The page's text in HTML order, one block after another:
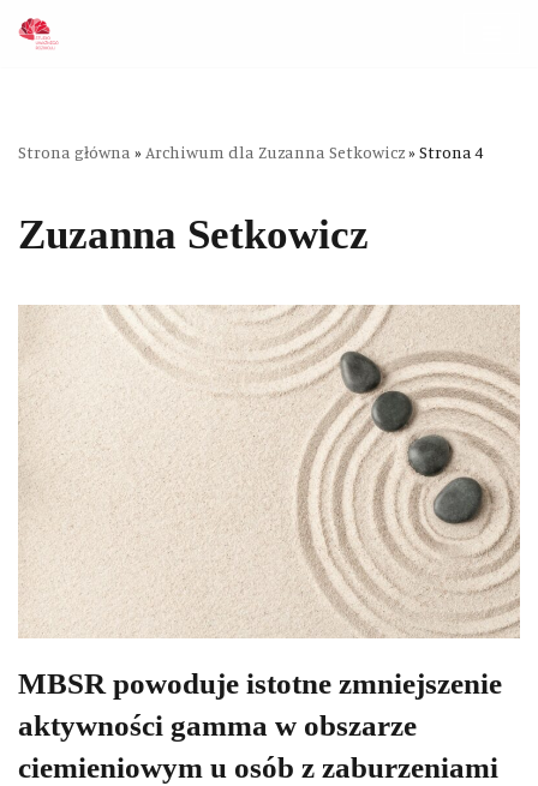
Strona główna » Archiwum dla Zuzanna Setkowicz» Strona 4
Zuzanna Setkowicz
MBSR powoduje istotne zmniejszenie
aktywności gamma w obszarze
ciemieniowym u osób z zaburzeniami